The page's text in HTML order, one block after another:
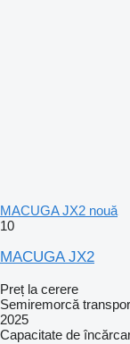
MACUGA JX2 nouă
10
MACUGA JX2
Preț la cerere
Semiremorcă
2025
Capacitate de